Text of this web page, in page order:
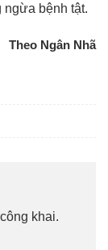
bệnh tật.
Theo Ngân Nhã
khai.